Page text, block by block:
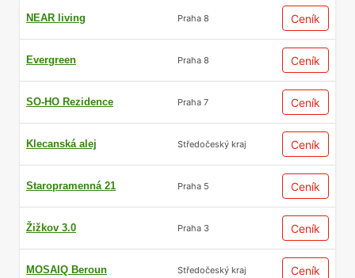
NEAR living Praha 8 Ceník
Evergreen Praha 8 Ceník
SO-HO Rezidence Praha 7 Ceník
Klecanská alej Středočeský kraj Ceník
Staropramenná 21 Praha 5 Ceník
Žižkov 3.0 Praha 3 Ceník
MOSAIQ Beroun Středočeský kraj Ceník